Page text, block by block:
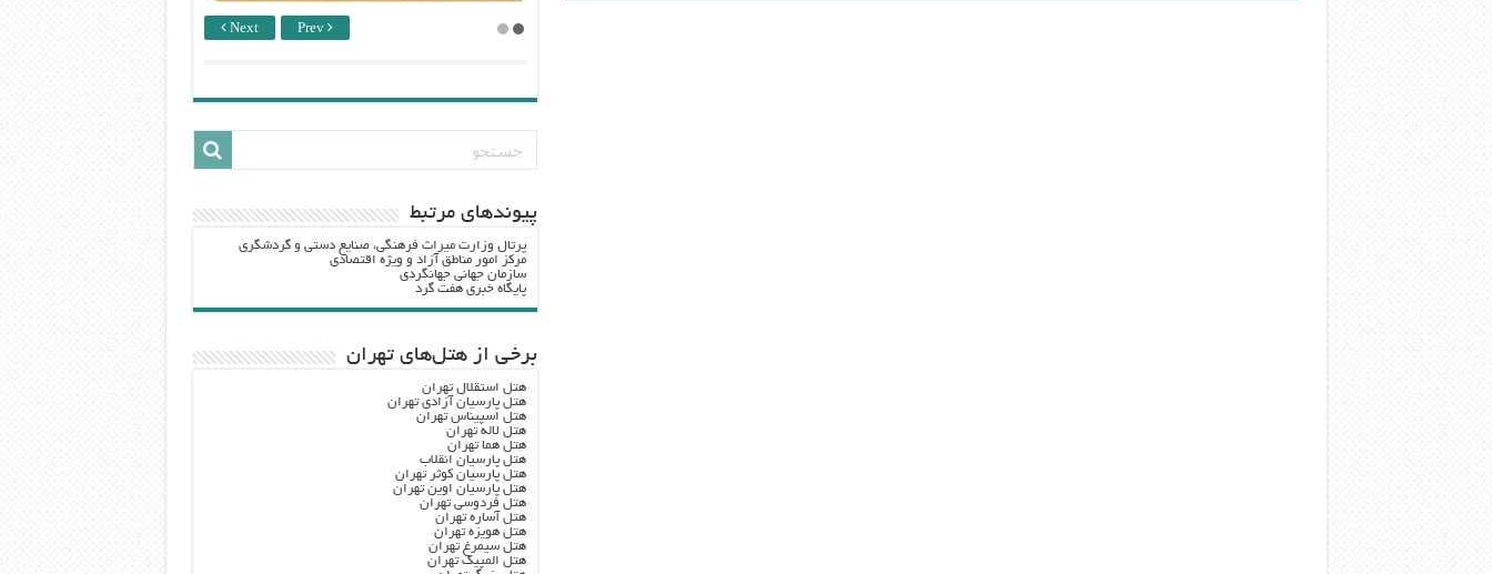
Next Prev
پيوندهاي مرتبط
پرتال وزارت ميراث فرهنگي، صنایع دستی و گردشگري
مرکز امور مناطق آزاد و ویژه اقتصادی
سازمان جهانی جهانگردی
پایگاه خبری هفت گرد
برخی از هتل‌های تهران
هتل استقلال تهران
هتل پارسیان آزادی تهران
هتل اسپیناس تهران
هتل لاله تهران
هتل هما تهران
هتل پارسیان انقلاب
هتل پارسیان کوثر تهران
هتل پارسیان اوین تهران
هتل فردوسی تهران
هتل آساره تهران
هتل هویزه تهران
هتل سیمرغ تهران
هتل المپیک تهران